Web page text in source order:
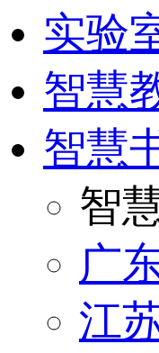
实验
智慧
智慧
智
广
江